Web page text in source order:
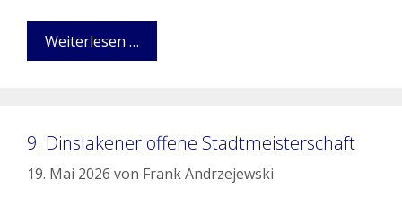
Weiterlesen …
9. Dinslakener offene Stadtmeisterschaft
19. Mai 2026 von Frank Andrzejewski